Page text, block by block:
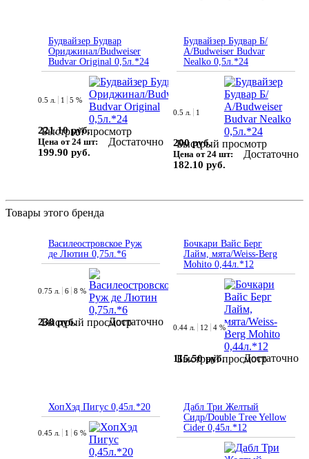
Будвайзер Будвар
Ориджинал/Budweiser
Budvar Original 0,5л.*24
Быстрый просмотр
0.5 л. 1 5 %
221.10 руб.
Цена от 24 шт:
199.90 руб.
Достаточно
Будвайзер Будвар Б/
А/Budweiser Budvar
Nealko 0,5л.*24
Быстрый просмотр
0.5 л. 1
200 руб.
Цена от 24 шт:
182.10 руб.
Достаточно
Товары этого бренда
Василеостровское Руж
де Лютин 0,75л.*6
Быстрый просмотр
0.75 л. 6 8 %
238 руб. Достаточно
Бочкари Вайс Берг
Лайм, мята/Weiss-Berg
Mohito 0,44л.*12
Быстрый просмотр
0.44 л. 12 4 %
115.50 руб. Достаточно
ХопХэд Пигус 0,45л.*20
0.45 л. 1 6 %
Дабл Три Желтый
Сидр/Double Tree Yellow
Cider 0,45л.*12